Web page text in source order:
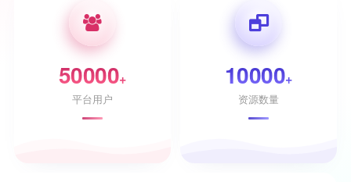
50000+
平台用户
10000+
资源数量